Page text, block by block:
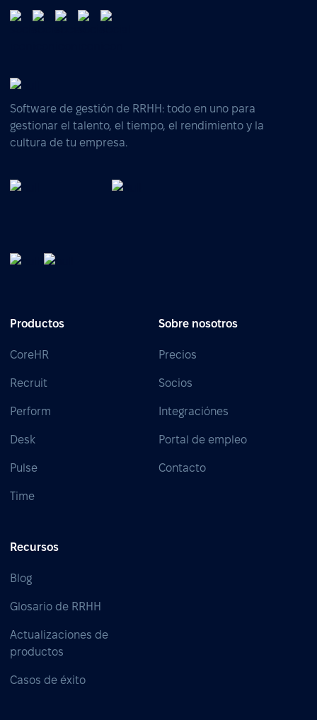
Software de gestión de RRHH: todo en uno para
gestionar el talento, el tiempo, el rendimiento y la
cultura de tu empresa.
Productos
CoreHR
Recruit
Perform
Desk
Pulse
Time
Sobre nosotros
Precios
Socios
Integraciónes
Portal de empleo
Contacto
Recursos
Blog
Glosario de RRHH
Actualizaciones de
productos
Casos de éxito